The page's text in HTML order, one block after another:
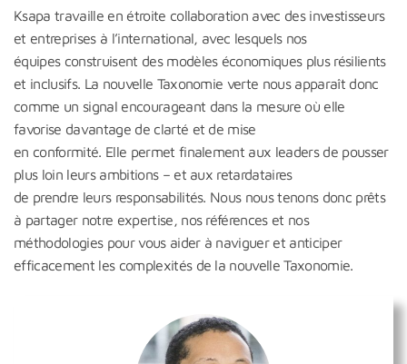
Ksapa travaille en étroite collaboration avec des investisseurs
et entreprises à l’international, avec lesquels nos
équipes construisent des modèles économiques plus résilients
et inclusifs. La nouvelle Taxonomie verte nous apparaît donc
comme un signal encourageant dans la mesure où elle
favorise davantage de clarté et de mise
en conformité. Elle permet finalement aux leaders de pousser
plus loin leurs ambitions – et aux retardataires
de prendre leurs responsabilités. Nous nous tenons donc prêts
à partager notre expertise, nos références et nos
méthodologies pour vous aider à naviguer et anticiper
efficacement les complexités de la nouvelle Taxonomie.